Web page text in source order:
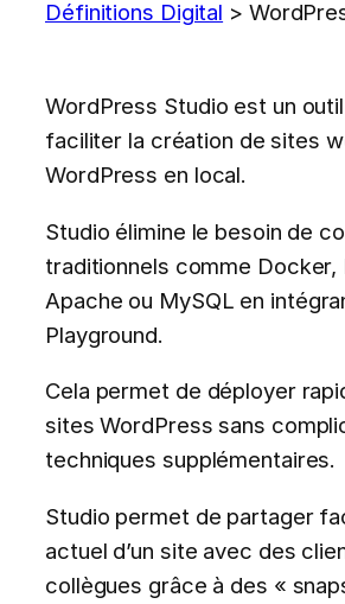
Définitions Digital >
WordPress Studio est un
faciliter la création de sites
WordPress en local.
Studio élimine le besoin de
traditionnels comme Docker,
Apache ou MySQL en
Playground.
Cela permet de déployer
sites WordPress sans
techniques supplémentaires.
Studio permet de partager
actuel d’un site avec des
collègues grâce à des «